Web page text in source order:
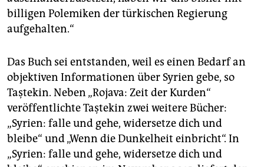
billigen Polemiken der türkischen Regierung
aufgehalten.“
Das Buch sei entstanden, weil es einen Bedarf an
objektiven Informationen über Syrien gebe, so
Taştekin. Neben „Rojava: Zeit der Kurden“
veröffentlichte Taştekin zwei weitere Bücher:
„Syrien: falle und gehe, widersetze dich und
bleibe“ und „Wenn die Dunkelheit einbricht“. In
„Syrien: falle und gehe, widersetze dich und